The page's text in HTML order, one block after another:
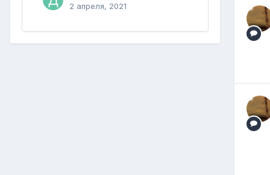
2 апреля, 2021